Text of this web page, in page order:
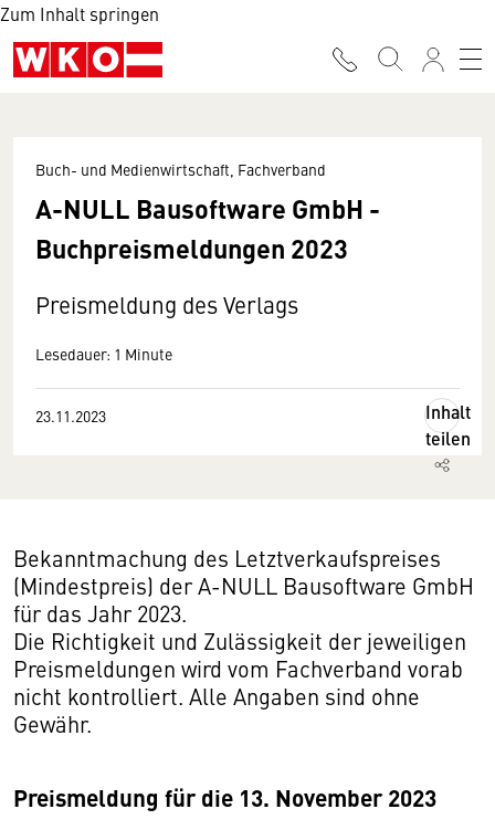
Zum Inhalt springen
Buch- und Medienwirtschaft, Fachverband
A-NULL Bausoftware GmbH -
Buchpreismeldungen 2023
Preismeldung des Verlags
Lesedauer: 1 Minute
23.11.2023
Inhalt
teilen
Bekanntmachung des Letztverkaufspreises
(Mindestpreis) der A-NULL Bausoftware GmbH
für das Jahr 2023.
Die Richtigkeit und Zulässigkeit der jeweiligen
Preismeldungen wird vom Fachverband vorab
nicht kontrolliert. Alle Angaben sind ohne
Gewähr.
Preismeldung für die 13. November 2023